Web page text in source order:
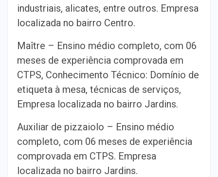
industriais, alicates, entre outros. Empresa
localizada no bairro Centro.
Maître – Ensino médio completo, com 06
meses de experiência comprovada em
CTPS, Conhecimento Técnico: Domínio de
etiqueta à mesa, técnicas de serviços,
Empresa localizada no bairro Jardins.
Auxiliar de pizzaiolo – Ensino médio
completo, com 06 meses de experiência
comprovada em CTPS. Empresa
localizada no bairro Jardins.